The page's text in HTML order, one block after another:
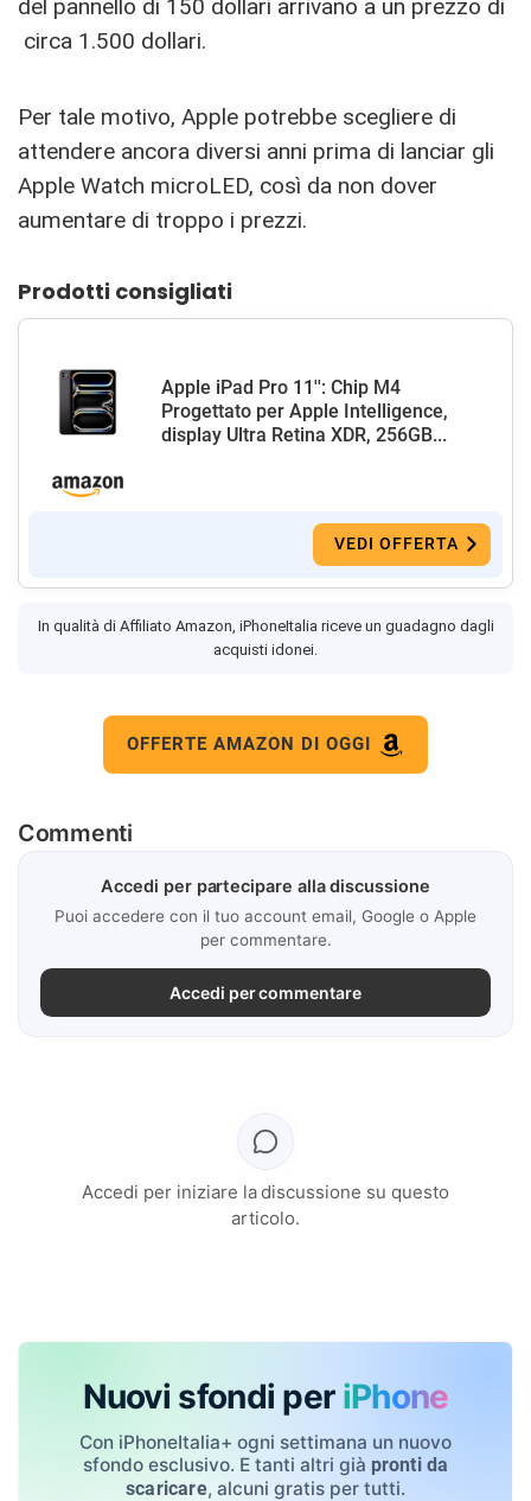
del pannello di 150 dollari arrivano a un prezzo di
circa 1.500 dollari.
Per tale motivo, Apple potrebbe scegliere di
attendere ancora diversi anni prima di lanciar gli
Apple Watch microLED, così da non dover
aumentare di troppo i prezzi.
Prodotti consigliati
Apple iPad Pro 11'': Chip M4
Progettato per Apple Intelligence,
display Ultra Retina XDR, 256GB...
VEDI OFFERTA
In qualità di Affiliato Amazon, iPhoneItalia riceve un guadagno dagli
acquisti idonei.
OFFERTE AMAZON DI OGGI
Commenti
Accedi per partecipare alla discussione
Puoi accedere con il tuo account email, Google o Apple
per commentare.
Accedi per commentare
Accedi per iniziare la discussione su questo
articolo.
Nuovi sfondi per iPhone
Con iPhoneItalia+ ogni settimana un nuovo
sfondo esclusivo. E tanti altri già pronti da
scaricare, alcuni gratis per tutti.